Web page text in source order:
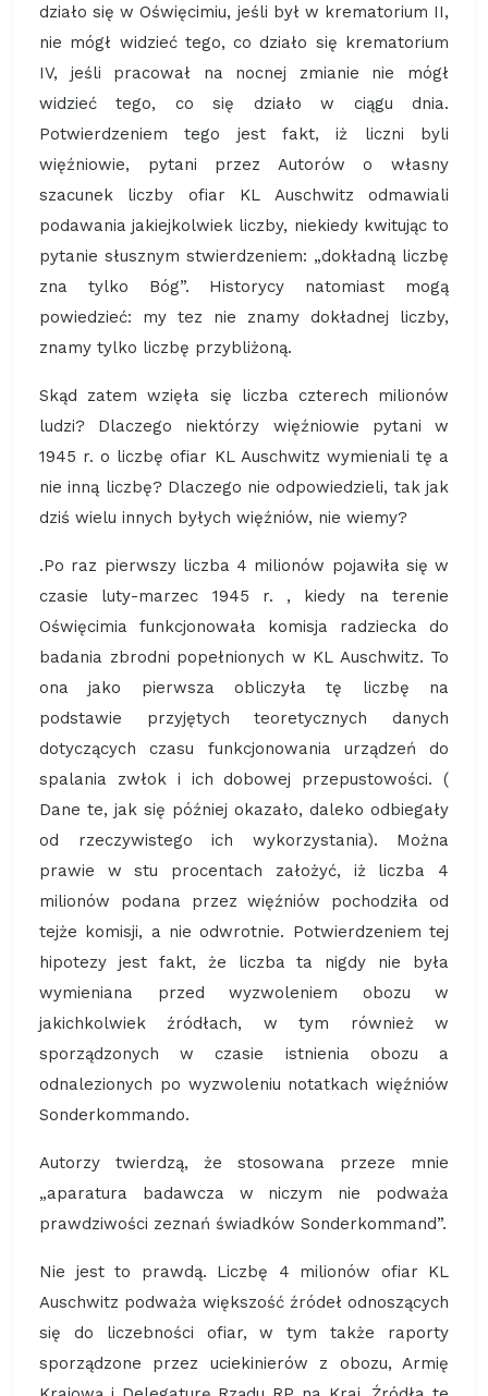
działo się w Oświęcimiu, jeśli był w krematorium II,
nie mógł widzieć tego, co działo się krematorium
IV, jeśli pracował na nocnej zmianie nie mógł
widzieć tego, co się działo w ciągu dnia.
Potwierdzeniem tego jest fakt, iż liczni byli
więźniowie, pytani przez Autorów o własny
szacunek liczby ofiar KL Auschwitz odmawiali
podawania jakiejkolwiek liczby, niekiedy kwitując to
pytanie słusznym stwierdzeniem: „dokładną liczbę
zna tylko Bóg”. Historycy natomiast mogą
powiedzieć: my tez nie znamy dokładnej liczby,
znamy tylko liczbę przybliżoną.
Skąd zatem wzięła się liczba czterech milionów
ludzi? Dlaczego niektórzy więźniowie pytani w
1945 r. o liczbę ofiar KL Auschwitz wymieniali tę a
nie inną liczbę? Dlaczego nie odpowiedzieli, tak jak
dziś wielu innych byłych więźniów, nie wiemy?
.Po raz pierwszy liczba 4 milionów pojawiła się w
czasie luty-marzec 1945 r. , kiedy na terenie
Oświęcimia funkcjonowała komisja radziecka do
badania zbrodni popełnionych w KL Auschwitz. To
ona jako pierwsza obliczyła tę liczbę na
podstawie przyjętych teoretycznych danych
dotyczących czasu funkcjonowania urządzeń do
spalania zwłok i ich dobowej przepustowości. (
Dane te, jak się później okazało, daleko odbiegały
od rzeczywistego ich wykorzystania). Można
prawie w stu procentach założyć, iż liczba 4
milionów podana przez więźniów pochodziła od
tejże komisji, a nie odwrotnie. Potwierdzeniem tej
hipotezy jest fakt, że liczba ta nigdy nie była
wymieniana przed wyzwoleniem obozu w
jakichkolwiek źródłach, w tym również w
sporządzonych w czasie istnienia obozu a
odnalezionych po wyzwoleniu notatkach więźniów
Sonderkommando.
Autorzy twierdzą, że stosowana przeze mnie
„aparatura badawcza w niczym nie podważa
prawdziwości zeznań świadków Sonderkommand”.
Nie jest to prawdą. Liczbę 4 milionów ofiar KL
Auschwitz podważa większość źródeł odnoszących
się do liczebności ofiar, w tym także raporty
sporządzone przez uciekinierów z obozu, Armię